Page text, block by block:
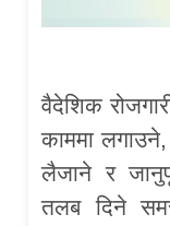
वैदेशिक
काममा
लैजाने र
तलब दिने